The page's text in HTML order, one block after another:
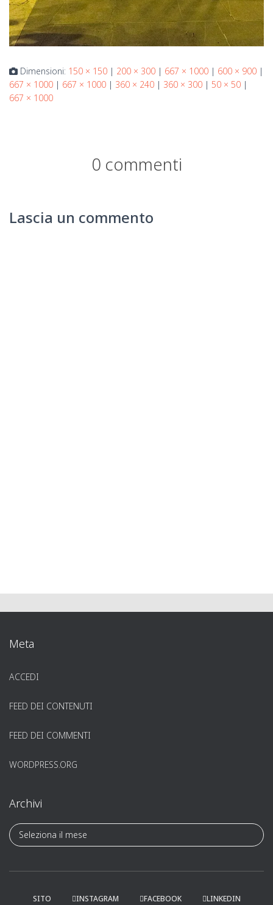
Dimensioni: 150 × 150 | 200 × 300 | 667 × 1000 | 600 × 900 |
667 × 1000 | 667 × 1000 | 360 × 240 | 360 × 300 | 50 × 50 |
667 × 1000
0 commenti
Lascia un commento
Meta
ACCEDI
FEED DEI CONTENUTI
FEED DEI COMMENTI
WORDPRESS.ORG
Archivi
A
r
h
SITO INSTAGRAM FACEBOOK LINKEDIN